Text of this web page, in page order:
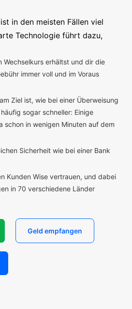
in den meisten Fällen viel
Technologie führt dazu,
Wechselkurs erhältst und dir die
immer voll und im Voraus
Ziel ist, wie bei einer Überweisung
sogar schneller: Einige
schon in wenigen Minuten auf dem
Sicherheit wie bei einer Bank
Kunden Wise vertrauen, und dabei
in 70 verschiedene Länder
Geld empfangen